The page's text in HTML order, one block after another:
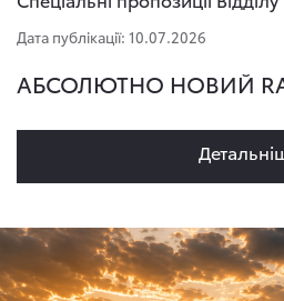
Дата публікації: 10.07.2026
АБСОЛЮТНО НОВИЙ